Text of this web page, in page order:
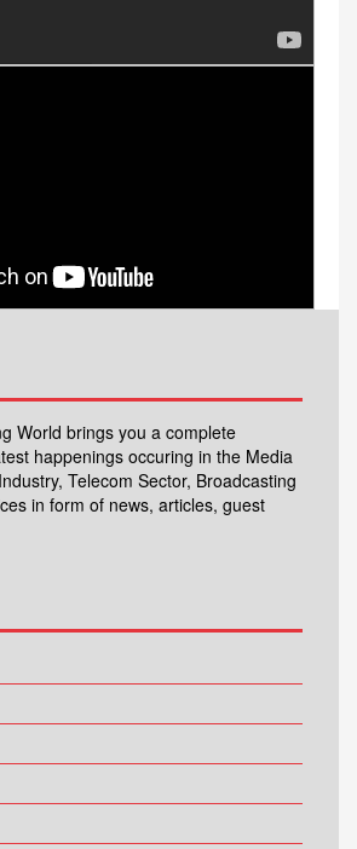
World brings you a complete
happenings occuring in the Media
Telecom Sector, Broadcasting
in form of news, articles, guest